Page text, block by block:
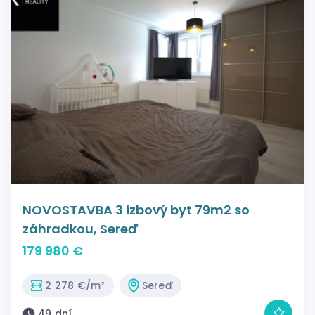
NOVOSTAVBA 3 izbový byt 79m2 so
záhradkou, Sereď
179 980 €
2 278 €/m²
Sereď